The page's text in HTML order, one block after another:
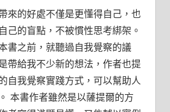
來的好處不僅是更懂得自己，也
己的盲點，不被慣性思考綁架。
書之前，就聽過自我覺察的議
帶給我不少新的想法，作者也提
自我覺察實踐方式，可以幫助人
本書作者雖然是以薩提爾的方